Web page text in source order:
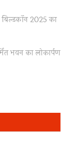
बिल्डकॉन 2025 का
भवन का लोकार्पण